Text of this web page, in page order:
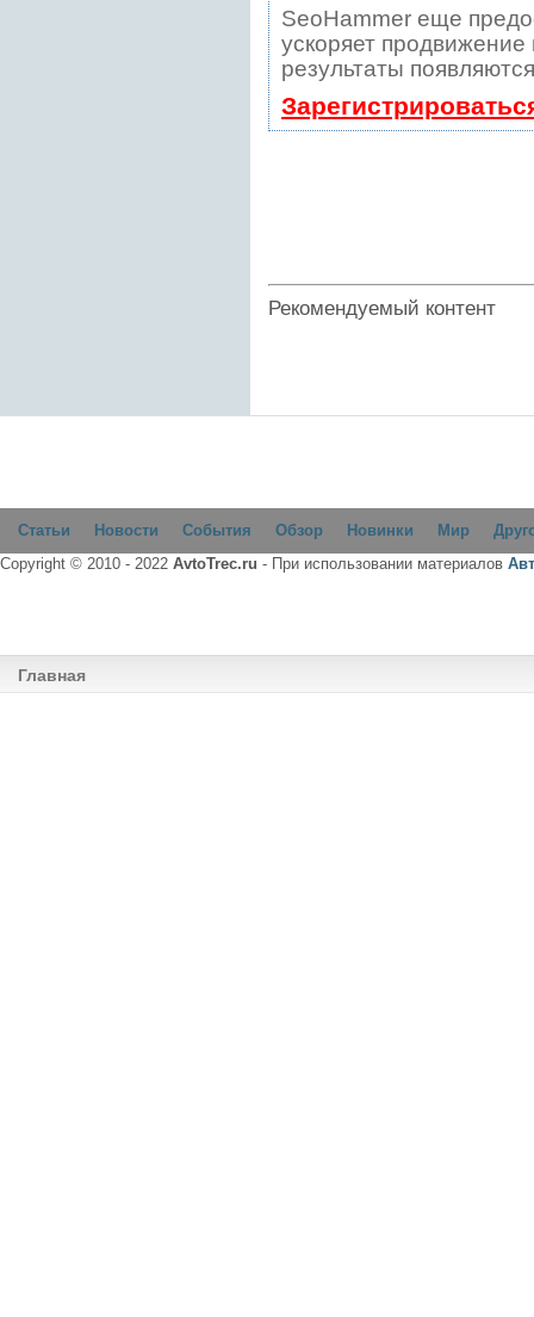
SeoHammer еще
ускоряет
результаты
Рекомендуемый контент
Статьи Новости События Обзор Новинки Мир
Copyright © 2010 - 2022 AvtoTrec.ru - При использовании материалов
Главная